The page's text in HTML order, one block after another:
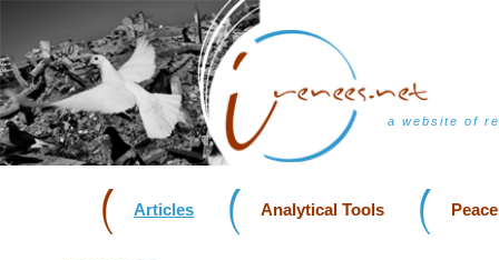
a website of
Articles Analytical Tools